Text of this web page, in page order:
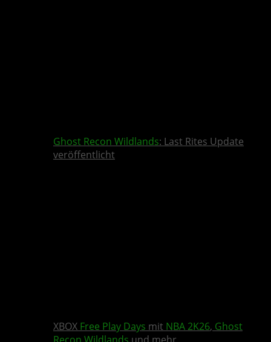
Ghost Recon Wildlands: Last Rites Update
veröffentlicht
XBOX Free Play Days mit NBA 2K26, Ghost